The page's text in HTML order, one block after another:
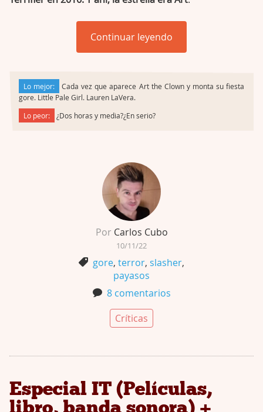
Continuar leyendo
Lo mejor:
Cada vez que aparece Art the Clown y monta su fiesta
gore. Little Pale Girl. Lauren LaVera.
Lo peor:
¿Dos horas y media?¿En serio?
Por Carlos Cubo
10/11/22
gore, terror, slasher,
payasos
8 comentarios
Críticas
Especial IT (Películas,
libro, banda sonora) +